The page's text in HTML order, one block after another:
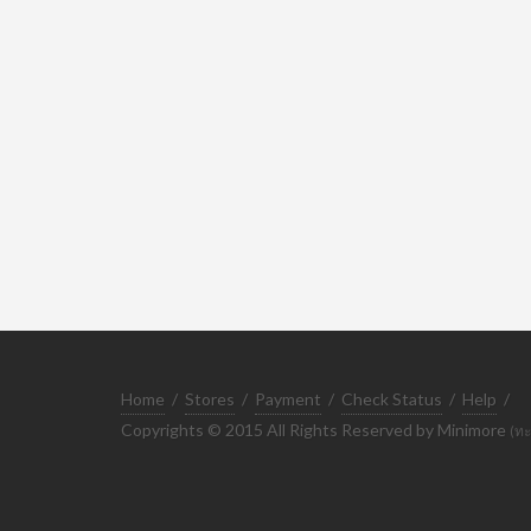
Home / Stores / Payment / Check Status / Help /
Copyrights © 2015 All Rights Reserved by Minimore (ท